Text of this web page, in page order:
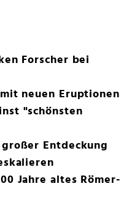
Forscher bei
neuen Eruptionen
"schönsten
Entdeckung
Jahre altes Römer-